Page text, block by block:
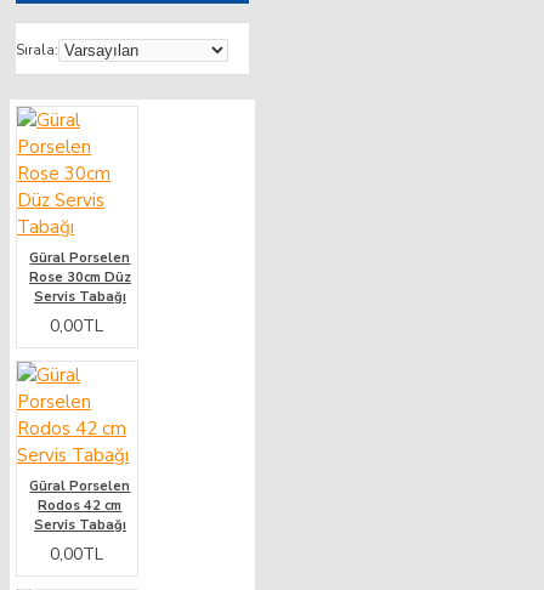
Sırala:
Güral Porselen
Rose 30cm Düz
Servis Tabağı
0,00TL
Güral Porselen
Rodos 42 cm
Servis Tabağı
0,00TL